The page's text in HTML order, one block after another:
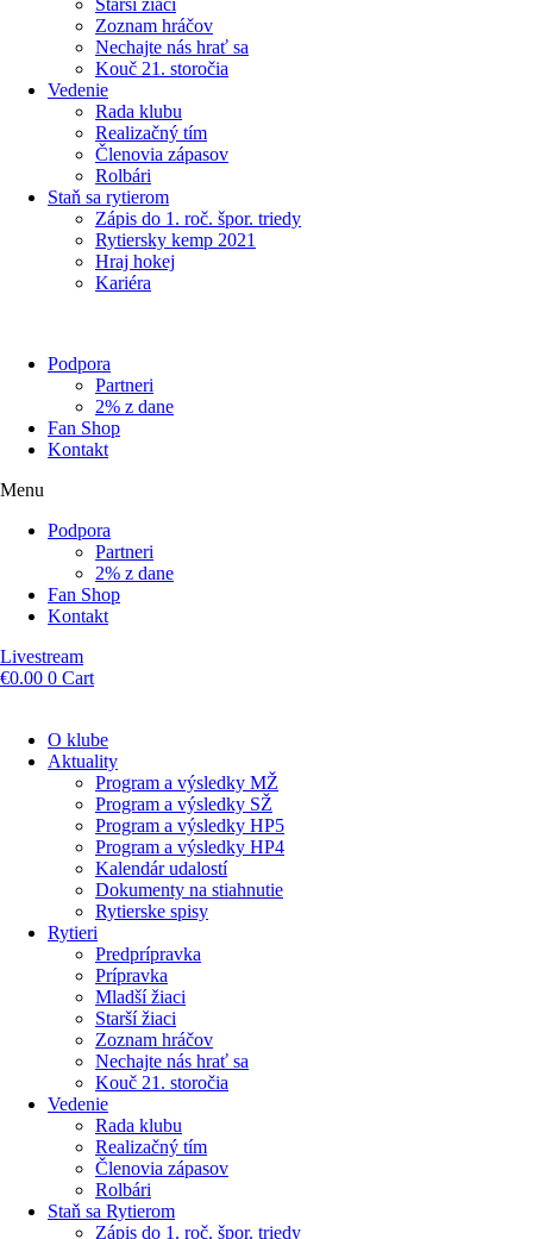
Starší žiaci
Zoznam hráčov
Nechajte nás hrať sa
Kouč 21. storočia
Vedenie
Rada klubu
Realizačný tím
Členovia zápasov
Rolbári
Staň sa rytierom
Zápis do 1. roč. špor. triedy
Rytiersky kemp 2021
Hraj hokej
Kariéra
Podpora
Partneri
2% z dane
Fan Shop
Kontakt
Menu
Podpora
Partneri
2% z dane
Fan Shop
Kontakt
Livestream
€0.00 0 Cart
O klube
Aktuality
Program a výsledky MŽ
Program a výsledky SŽ
Program a výsledky HP5
Program a výsledky HP4
Kalendár udalostí
Dokumenty na stiahnutie
Rytierske spisy
Rytieri
Predprípravka
Prípravka
Mladší žiaci
Starší žiaci
Zoznam hráčov
Nechajte nás hrať sa
Kouč 21. storočia
Vedenie
Rada klubu
Realizačný tím
Členovia zápasov
Rolbári
Staň sa Rytierom
Zápis do 1. roč. špor. triedy